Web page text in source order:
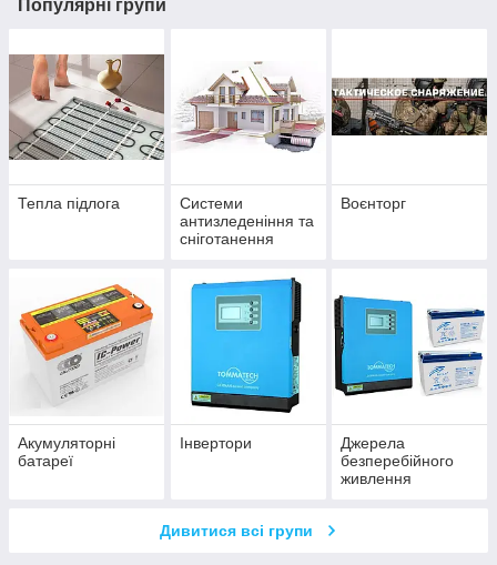
Популярні групи
Тепла підлога
Системи
антизледеніння та
сніготанення
Воєнторг
Акумуляторні
батареї
Інвертори
Джерела
безперебійного
живлення
Дивитися всі групи